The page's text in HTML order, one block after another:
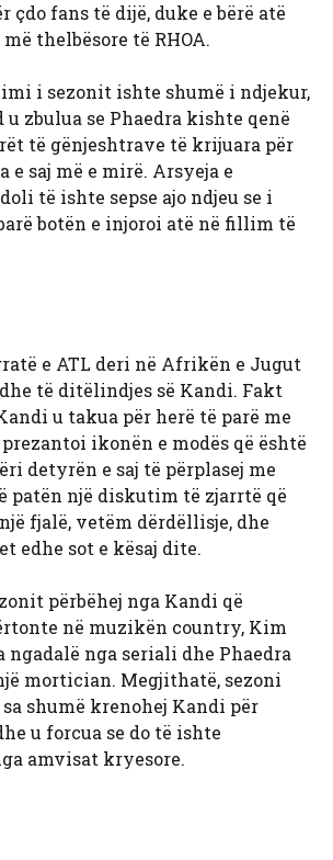
çdo fans të dijë, duke e bërë atë
thelbësore të RHOA.
i sezonit ishte shumë i ndjekur,
u zbulua se Phaedra kishte qenë
të gënjeshtrave të krijuara për
e saj më e mirë. Arsyeja e
të ishte sepse ajo ndjeu se i
botën e injoroi atë në fillim të
e ATL deri në Afrikën e Jugut
të ditëlindjes së Kandi. Fakt
u takua për herë të parë me
ikonën e modës që është
detyrën e saj të përplasej me
patën një diskutim të zjarrtë që
fjalë, vetëm dërdëllisje, dhe
edhe sot e kësaj dite.
përbëhej nga Kandi që
në muzikën country, Kim
ngadalë nga seriali dhe Phaedra
mortician. Megjithatë, sezoni
shumë krenohej Kandi për
u forcua se do të ishte
amvisat kryesore.